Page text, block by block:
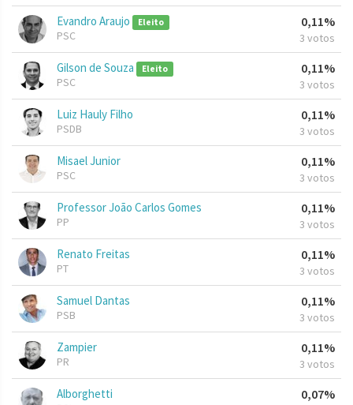
Evandro Araujo Eleito
PSC
0,11%
3 votos
Gilson de Souza Eleito
PSC
0,11%
3 votos
Luiz Hauly Filho
PSDB
0,11%
3 votos
Misael Junior
PSC
0,11%
3 votos
Professor João Carlos Gomes
PP
0,11%
3 votos
Renato Freitas
PT
0,11%
3 votos
Samuel Dantas
PSB
0,11%
3 votos
Zampier
PR
0,11%
3 votos
Alborghetti 0,07%